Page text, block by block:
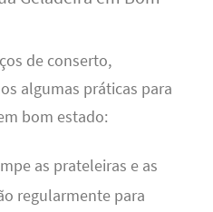
de conserto,
algumas práticas para
bom estado:
as prateleiras e as
regularmente para